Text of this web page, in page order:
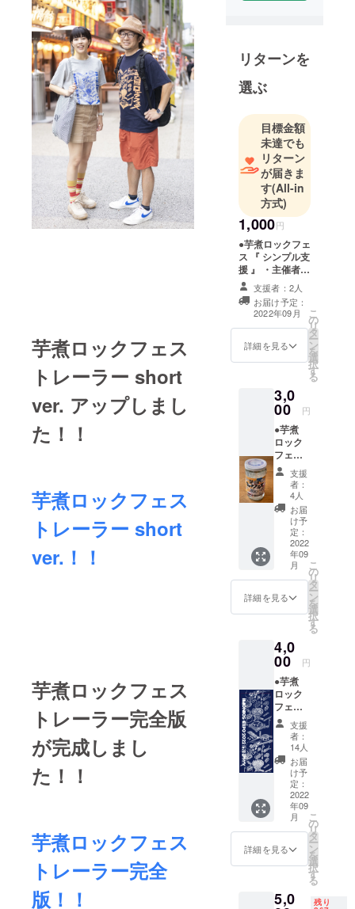
芋煮ロックフェス
トレーラー short
ver. アップしまし
た！！
芋煮ロックフェス
トレーラー short
ver.！！
芋煮ロックフェス
トレーラー完全版
が完成しまし
た！！
芋煮ロックフェス
トレーラー完全
版！！
リターンを
選ぶ
目標金額
未達でも
リターン
が届きま
す(All-in
方式)
1,000円
●芋煮ロックフェ
ス 『 シンプル支
援 』 ・主催者か
らの御礼メール
・お名前をホー
ムページへ掲載
※支援時に必ず備
考欄にご希望の
お名前をご記入
使用されている
ハンドルネーム
を使用させて頂
きますのでご了
承ください。ま
た、特定の人物
を比喩するお名
前や公序良俗に
反するお名前は
掲載をお断りす
る事が御座いま
す、ご注意くだ
さい。
支援者：2人
お届け予定：
2022年09月
詳細を見る
こ
の
リ
タ
ー
ン
を
選
択
す
る
3,0
00 円
●芋煮
ロック
フェス
オリジ
ナル
『ワン
カップ
酒』1本
※20歳未
満の方
はこの
リター
ンを選
択でき
ません
※使用後
カップ
として
再利用
できま
す ・名
称：
ホップ
酒 ・原
材料
名：
米・米
麹・
ホップ
・内容
量：
180ml
・保存
・賞味/
支援
者：
4人
お届
け予
定：
2022
年09
月
詳細を見る
こ
の
リ
タ
ー
ン
を
選
択
す
る
4,0
00 円
●芋煮
ロック
フェス
オリジ
ナル『
手ぬぐ
い 』1
枚 寸
法：
36×90c
m 生
地：岡
素材：
綿100%
支援
者：
14人
お届
け予
定：
2022
年09
月
詳細を見る
こ
の
リ
タ
ー
ン
を
選
択
す
る
5,0 残り